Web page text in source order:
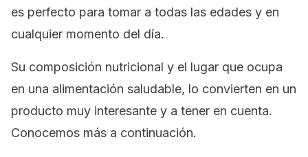
es perfecto para tomar a todas las edades y en
cualquier momento del día.
Su composición nutricional y el lugar que ocupa
en una alimentación saludable, lo convierten en un
producto muy interesante y a tener en cuenta.
Conocemos más a continuación.